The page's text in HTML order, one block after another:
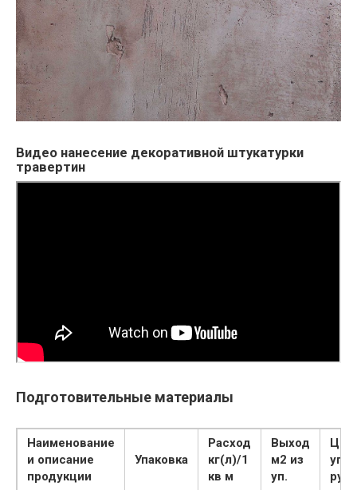
Видео нанесение декоративной штукатурки
травертин
Подготовительные материалы
Наименование
и описание
продукции
Упаковка
Расход
кг(л)/1
кв м
Выход
м2 из
уп.
руб